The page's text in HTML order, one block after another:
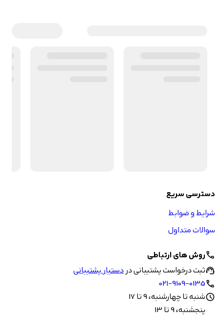
دسترسی سریع
شرایط و ضوابط
سوالات متداول
callروش های ارتباطی
support_agentثبت درخواست پشتیبانی دردستیار پشتیبانی
call
021-9109-0135
scheduleشنبه تا چهارشنبه، 9 تا 17
پنجشنبه، 9 تا 13